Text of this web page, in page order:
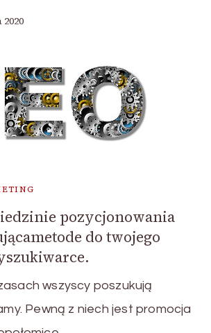
pozycjonowania
do twojego
wszyscy poszukują
Pewną z niech jest promocja